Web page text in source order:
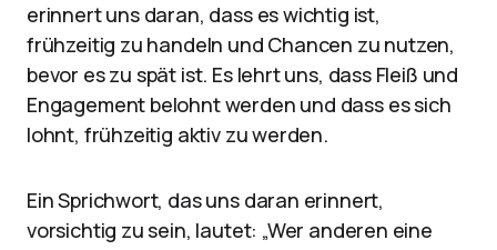
erinnert uns daran, dass es wichtig ist,
frühzeitig zu handeln und Chancen zu nutzen,
bevor es zu spät ist. Es lehrt uns, dass Fleiß und
Engagement belohnt werden und dass es sich
lohnt, frühzeitig aktiv zu werden.
Ein Sprichwort, das uns daran erinnert,
vorsichtig zu sein, lautet: „Wer anderen eine